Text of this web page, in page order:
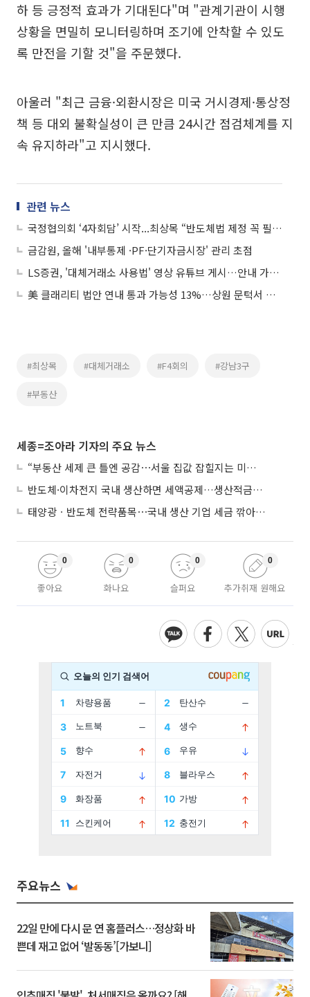
하 등 긍정적 효과가 기대된다"며 "관계기관이 시행
상황을 면밀히 모니터링하며 조기에 안착할 수 있도
록 만전을 기할 것"을 주문했다.
아울러 "최근 금융·외환시장은 미국 거시경제·통상정
책 등 대외 불확실성이 큰 만큼 24시간 점검체계를 지
속 유지하라"고 지시했다.
관련 뉴스
국정협의회 ‘4자회담’ 시작...최상목 “반도체법 제정 꼭 필요”
금감원, 올해 '내부통제 ·PF·단기자금시장' 관리 초점
LS증권, '대체거래소 사용법' 영상 유튜브 게시…안내 가이드 별도 제공
美 클래리티 법안 연내 통과 가능성 13%…상원 문턱서 제동
#최상목 #대체거래소 #F4회의 #강남3구
#부동산
세종=조아라 기자의 주요 뉴스
“부동산 세제 큰 틀엔 공감⋯서울 집값 잡힐지는 미지수”
반도체·이차전지 국내 생산하면 세액공제…생산적금융 ISA 신설
태양광ㆍ반도체 전략품목⋯국내 생산 기업 세금 깎아준다
좋아요
0
화나요
0
슬퍼요
0
추가취재 원해요
0
주요뉴스
22일 만에 다시 문 연 홈플러스…정상화 바
쁜데 재고 없어 ‘발동동’[가보니]